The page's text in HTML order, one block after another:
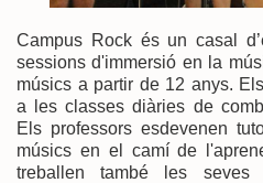
Campus Rock és un casal
sessions d'immersió en la
músics a partir de 12 anys.
a les classes diàries de
Els professors esdevenen
músics en el camí de
treballen també les seves